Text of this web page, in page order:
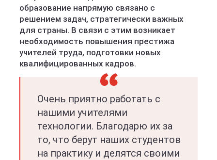
образование напрямую связано с
решением задач, стратегически важных
для страны. В связи с этим возникает
необходимость повышения престижа
учителей труда, подготовки новых
квалифицированных кадров.
Очень приятно работать с
нашими учителями
технологии. Благодарю их за
то, что берут наших студентов
на практику и делятся своими